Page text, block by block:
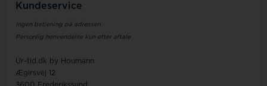
Kundeservice
Ingen betjening på adressen
Personlig henvendelse kun efter aftale
Ur-tid.dk by Houmann
Ægirsvej 12